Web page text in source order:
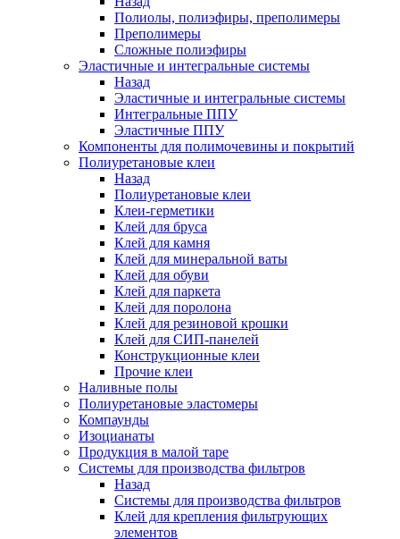
Полиолы, полиэфиры, преполимеры
Преполимеры
Сложные полиэфиры
Эластичные и интегральные системы
Назад
Эластичные и интегральные системы
Интегральные ППУ
Эластичные ППУ
Компоненты для полимочевины и покрытий
Полиуретановые клеи
Назад
Полиуретановые клеи
Клеи-герметики
Клей для бруса
Клей для камня
Клей для минеральной ваты
Клей для обуви
Клей для паркета
Клей для поролона
Клей для резиновой крошки
Клей для СИП-панелей
Конструкционные клеи
Прочие клеи
Наливные полы
Полиуретановые эластомеры
Компаунды
Изоцианаты
Продукция в малой таре
Системы для производства фильтров
Назад
Системы для производства фильтров
Клей для крепления фильтрующих
элементов